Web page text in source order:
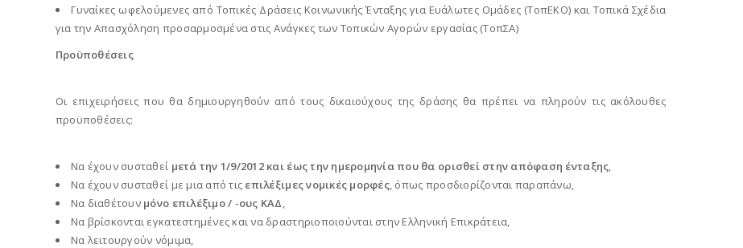
Γυναίκες ωφελούμενες από Τοπικές Δράσεις Κοινωνικής Ένταξης για Ευάλωτες Ομάδες (ΤοπΕΚΟ) και Τοπικά Σχέδια
για την Απασχόληση προσαρμοσμένα στις Ανάγκες των Τοπικών Αγορών εργασίας (ΤοπΣΑ)
Προϋποθέσεις
Οι επιχειρήσεις που θα δημιουργηθούν από τους δικαιούχους της δράσης θα πρέπει να πληρούν τις ακόλουθες
προϋποθέσεις:
Να έχουν συσταθεί μετά την 1/9/2012 και έως την ημερομηνία που θα ορισθεί στην απόφαση ένταξης,
Να έχουν συσταθεί με μια από τις επιλέξιμες νομικές μορφές, όπως προσδιορίζονται παραπάνω,
Να διαθέτουν μόνο επιλέξιμο / -ους ΚΑΔ,
Να βρίσκονται εγκατεστημένες και να δραστηριοποιούνται στην Ελληνική Επικράτεια,
Να λειτουργούν νόμιμα,